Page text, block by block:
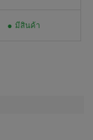
มีสินค้า